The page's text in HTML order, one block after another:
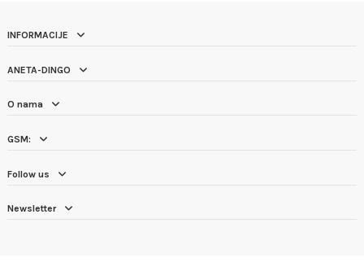
INFORMACIJE
ANETA-DINGO
O nama
GSM:
Follow us
Newsletter